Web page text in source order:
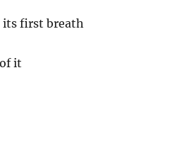
first breath
it